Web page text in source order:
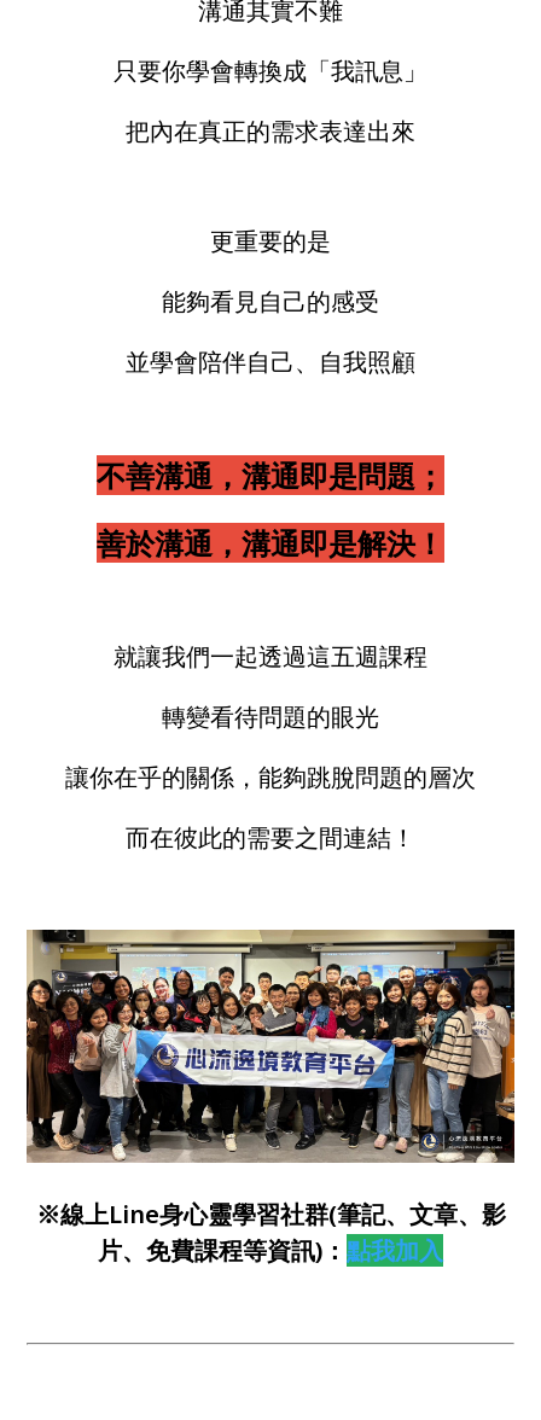
溝通其實不難
只要你學會轉換成「我訊息」
把內在真正的需求表達出來
更重要的是
能夠看見自己的感受
並學會陪伴自己、自我照顧
不善溝通，溝通即是問題；
善於溝通，溝通即是解決！
就讓我們一起透過這五週課程
轉變看待問題的眼光
讓你在乎的關係，能夠跳脫問題的層次
而在彼此的需要之間連結！
※線上Line身心靈學習社群(筆記、文章、影
片、免費課程等資訊)： 點我加入